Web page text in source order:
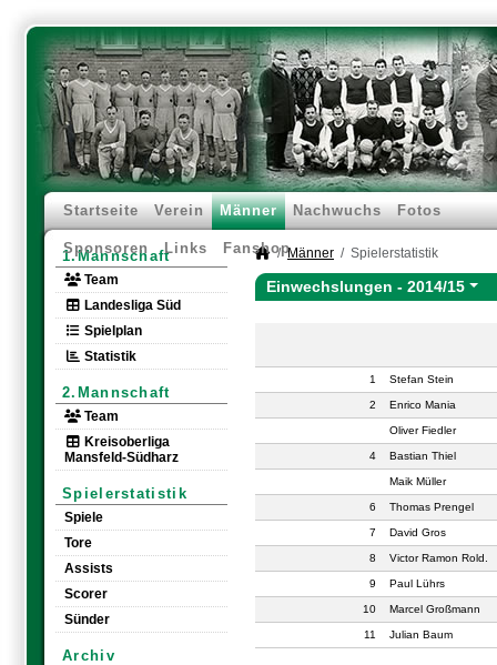
Startseite Verein Männer Nachwuchs Fotos
Sponsoren Links Fanshop
1.Mannschaft
Team
Landesliga Süd
Spielplan
Statistik
2.Mannschaft
Team
Kreisoberliga
Mansfeld-Südharz
Spielerstatistik
Spiele
Tore
Assists
Scorer
Sünder
Archiv
Männer Spielerstatistik
Einwechslungen - 2014/15
1 Stefan Stein
2 Enrico Mania
Oliver Fiedler
4 Bastian Thiel
Maik Müller
6 Thomas Prengel
7 David Gros
8 Victor Ramon Rold.
9 Paul Lührs
10 Marcel Großmann
11 Julian Baum